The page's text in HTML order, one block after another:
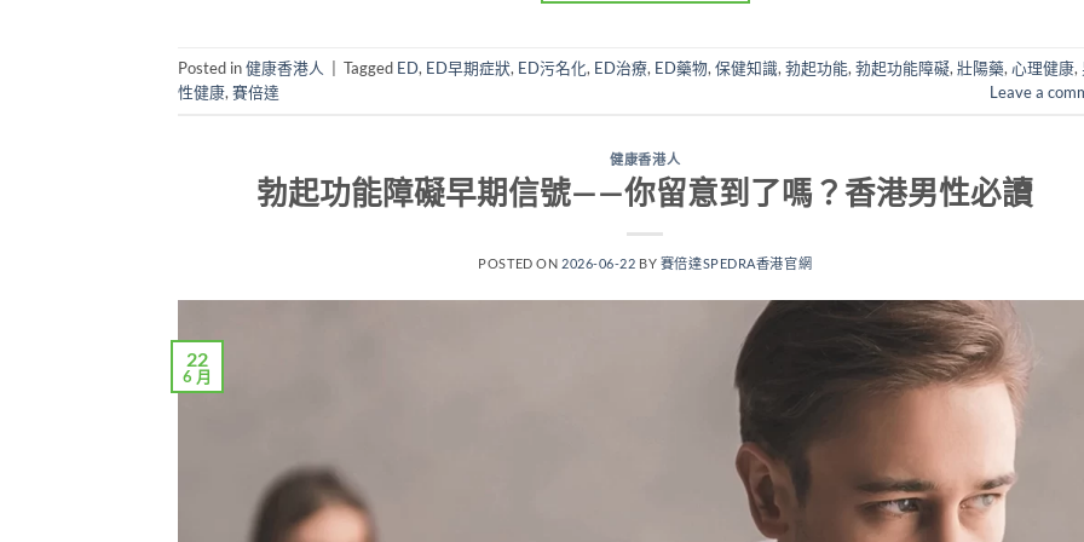
Posted in健康香港人 Tagged ED, ED早期症狀, ED污名化, ED治療, ED藥物,保健知識,勃起功能,勃起功能障礙,壯陽藥,心理健康,
性健康,賽倍達 Leave a
健康香港人
勃起功能障礙早期信號——你留意到了嗎？香港男性必讀
POSTED ON 2026-06-22 BY 賽倍達SPEDRA香港官網
22
6 月